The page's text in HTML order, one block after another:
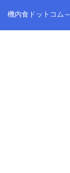
機内食ドットコム